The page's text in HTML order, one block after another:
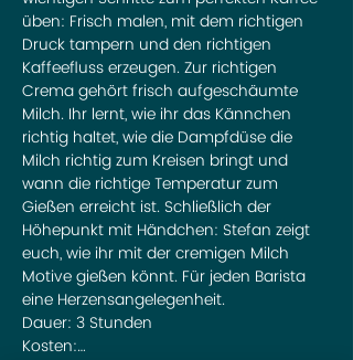
üben: Frisch malen, mit dem richtigen
Druck tampern und den richtigen
Kaffeefluss erzeugen. Zur richtigen
Crema gehört frisch aufgeschäumte
Milch. Ihr lernt, wie ihr das Kännchen
richtig haltet, wie die Dampfdüse die
Milch richtig zum Kreisen bringt und
wann die richtige Temperatur zum
Gießen erreicht ist. Schließlich der
Höhepunkt mit Händchen: Stefan zeigt
euch, wie ihr mit der cremigen Milch
Motive gießen könnt. Für jeden Barista
eine Herzensangelegenheit.
Dauer: 3 Stunden
Kosten:…